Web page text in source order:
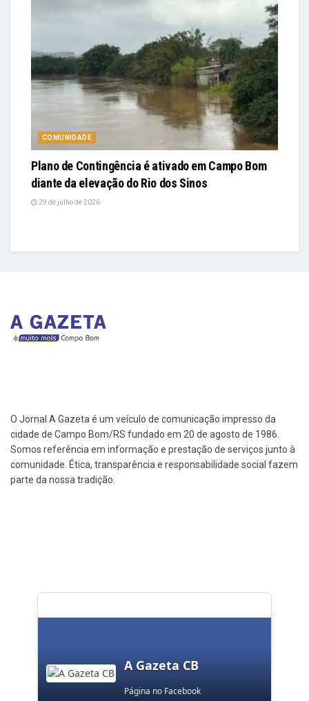
COMUNIDADE
Plano de Contingência é ativado em Campo Bom
diante da elevação do Rio dos Sinos
29 de julho de 2026
O Jornal A Gazeta é um veículo de comunicação impresso da
cidade de Campo Bom/RS fundado em 20 de agosto de 1986.
Somos referência em informação e prestação de serviços junto à
comunidade. Ética, transparência e responsabilidade social fazem
parte da nossa tradição.
A Gazeta CB
Página no Facebook